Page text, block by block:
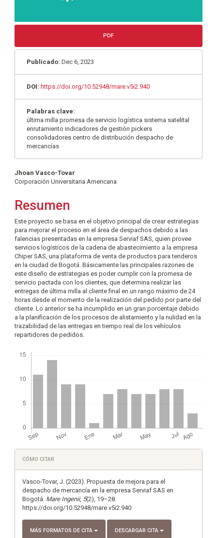
PDF
Publicado: Dec 6, 2023
DOI: https://doi.org/10.52948/mare.v5i2.940
Palabras clave:
última milla promesa de servicio logística sistema satelital
enrutamiento indicadores de gestión pickers
consolidadores centro de distribución despacho de
mercancías
Contenido
principal
del
artículo
Jhoan Vasco-Tovar
Corporación Universitaria Americana
Resumen
Este proyecto se basa en el objetivo principal de crear estrategias
para mejorar el proceso en el área de despachos debido a las
falencias presentadas en la empresa Serviaf SAS, quien provee
servicios logísticos de la cadena de abastecimiento a la empresa
Chiper SAS, una plataforma de venta de productos para tenderos
en la ciudad de Bogotá. Básicamente las principales razones de
este diseño de estrategias es poder cumplir con la promesa de
servicio pactada con los clientes, que determina realizar las
entregas de última milla al cliente final en un rango máximo de 24
horas desde el momento de la realización del pedido por parte del
cliente. Lo anterior se ha incumplido en un gran porcentaje debido
a la planificación de los procesos de alistamiento y la nulidad en la
trazabilidad de las entregas en tiempo real de los vehículos
repartidores de pedidos.
Detalles
del
artículo
CÓMO CITAR
Vasco-Tovar, J. (2023). Propuesta de mejora para el
despacho de mercancía en la empresa Serviaf SAS en
Bogotá. Mare Ingenii, 5(2), 19–28.
https://doi.org/10.52948/mare.v5i2.940
MÁS FORMATOS DE CITA DESCARGAR CITA